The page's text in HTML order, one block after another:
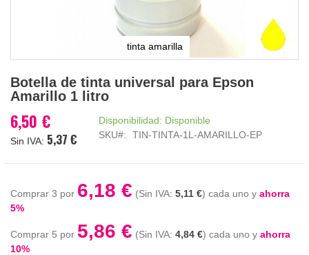
tinta amarilla
al
comienzo
la
galería
Botella de tinta universal para Epson
Amarillo 1 litro
6,50 €
5,37 €
Disponibilidad: Disponible
SKU
TIN-TINTA-1L-AMARILLO-EP
Comprar 3 por 6,18 € 5,11 € cada uno y ahorra
5%
Comprar 5 por 5,86 € 4,84 € cada uno y ahorra
10%